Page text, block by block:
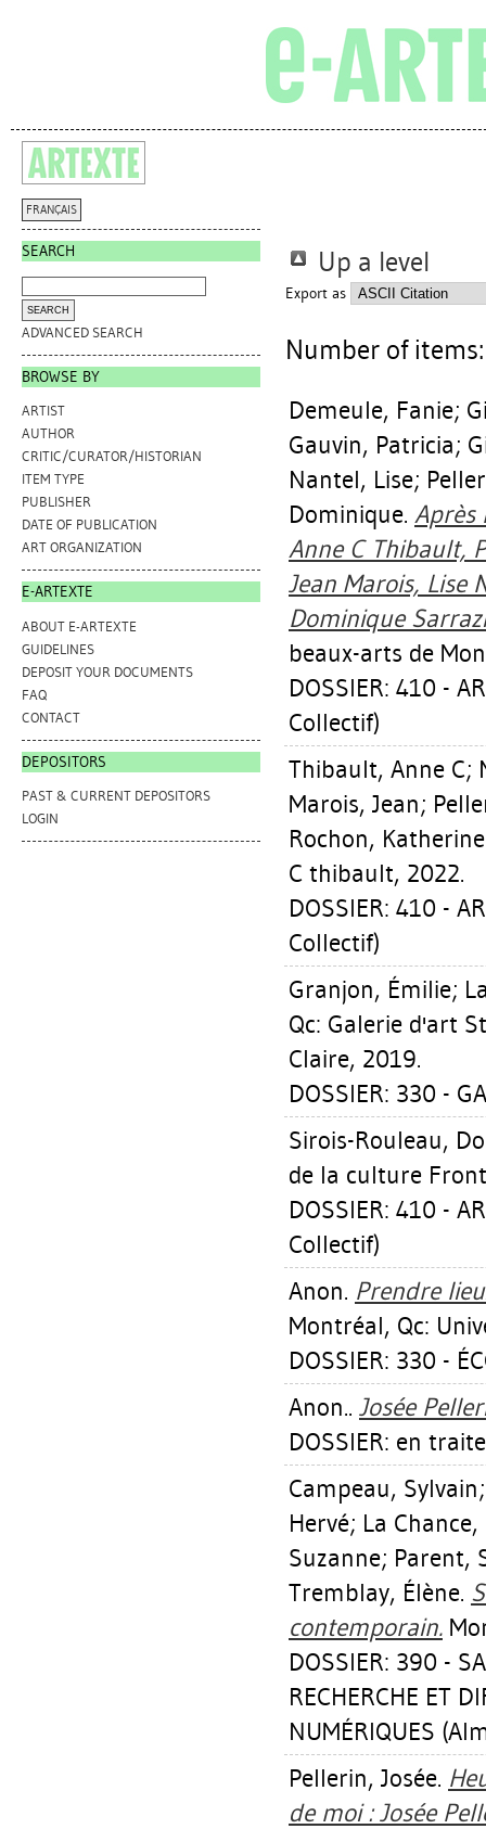
FRANÇAIS
SEARCH
ADVANCED SEARCH
BROWSE BY
ARTIST
AUTHOR
CRITIC/CURATOR/HISTORIAN
ITEM TYPE
PUBLISHER
DATE OF PUBLICATION
ART ORGANIZATION
E-ARTEXTE
ABOUT E-ARTEXTE
GUIDELINES
DEPOSIT YOUR DOCUMENTS
FAQ
CONTACT
DEPOSITORS
PAST & CURRENT DEPOSITORS
LOGIN
Up a level
Export as
Number of
Demeule, Fanie;
Gauvin, Patricia;
Nantel, Lise;
Dominique. Après
Anne C Thibault,
Jean Marois, Lise
Dominique
beaux-arts de
DOSSIER: 410 -
Collectif)
Thibault, Anne C;
Marois, Jean;
Rochon, Katherine
C thibault, 2022.
DOSSIER: 410 -
Collectif)
Granjon, Émilie;
Qc: Galerie d'art
Claire, 2019.
DOSSIER: 330 -
Sirois-Rouleau,
de la culture
DOSSIER: 410 -
Collectif)
Anon. Prendre
Montréal, Qc:
DOSSIER: 330 -
Anon.. Josée
DOSSIER: en
Campeau, Sylvain
Hervé; La
Suzanne; Parent,
Tremblay, Élène.
contemporain.
DOSSIER: 390 -
RECHERCHE ET
NUMÉRIQUES
Pellerin, Josée.
de moi : Josée